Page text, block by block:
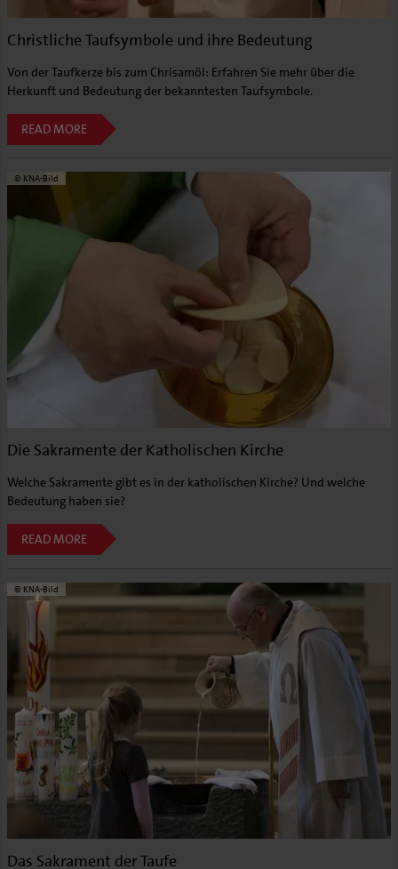
Christliche Taufsymbole und ihre Bedeutung
Von der Taufkerze bis zum Chrisamöl: Erfahren Sie mehr über die
Herkunft und Bedeutung der bekanntesten Taufsymbole.
READ MORE
© KNA-Bild
Die Sakramente der Katholischen Kirche
Welche Sakramente gibt es in der katholischen Kirche? Und welche
Bedeutung haben sie?
READ MORE
© KNA-Bild
Das Sakrament der Taufe